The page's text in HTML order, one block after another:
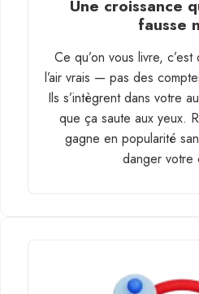
Une croissance
fausse
Ce qu’on vous livre,
l’air vrais — pas des
Ils s’intègrent dans votre
que ça saute aux yeux.
gagne en popularité
danger votre